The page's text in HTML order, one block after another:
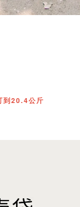
到20.4公斤